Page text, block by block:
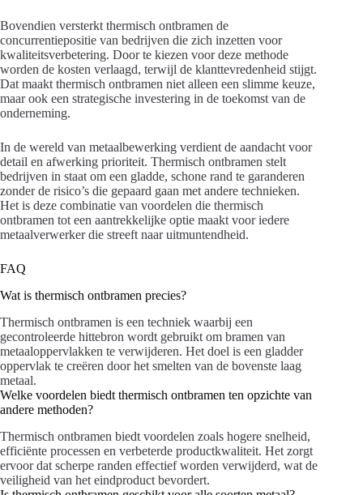
Bovendien versterkt thermisch ontbramen de
concurrentiepositie van bedrijven die zich inzetten voor
kwaliteitsverbetering. Door te kiezen voor deze methode
worden de kosten verlaagd, terwijl de klanttevredenheid stijgt.
Dat maakt thermisch ontbramen niet alleen een slimme keuze,
maar ook een strategische investering in de toekomst van de
onderneming.
In de wereld van metaalbewerking verdient de aandacht voor
detail en afwerking prioriteit. Thermisch ontbramen stelt
bedrijven in staat om een gladde, schone rand te garanderen
zonder de risico’s die gepaard gaan met andere technieken.
Het is deze combinatie van voordelen die thermisch
ontbramen tot een aantrekkelijke optie maakt voor iedere
metaalverwerker die streeft naar uitmuntendheid.
FAQ
Wat is thermisch ontbramen precies?
Thermisch ontbramen is een techniek waarbij een
gecontroleerde hittebron wordt gebruikt om bramen van
metaaloppervlakken te verwijderen. Het doel is een gladder
oppervlak te creëren door het smelten van de bovenste laag
metaal.
Welke voordelen biedt thermisch ontbramen ten opzichte van
andere methoden?
Thermisch ontbramen biedt voordelen zoals hogere snelheid,
efficiënte processen en verbeterde productkwaliteit. Het zorgt
ervoor dat scherpe randen effectief worden verwijderd, wat de
veiligheid van het eindproduct bevordert.